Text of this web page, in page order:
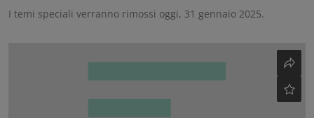
I temi speciali verranno rimossi oggi, 31 gennaio 2025.